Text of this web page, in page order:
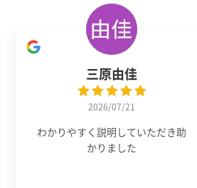
三原由佳
2026/07/21
わかりやすく説明していただき助
かりました